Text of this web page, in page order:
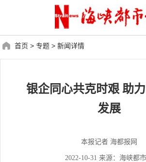
首页 > 专题 > 新闻详情
银企同心共克时艰 助
发展
本报记者 海都报网
2022-10-31 来源：海峡都